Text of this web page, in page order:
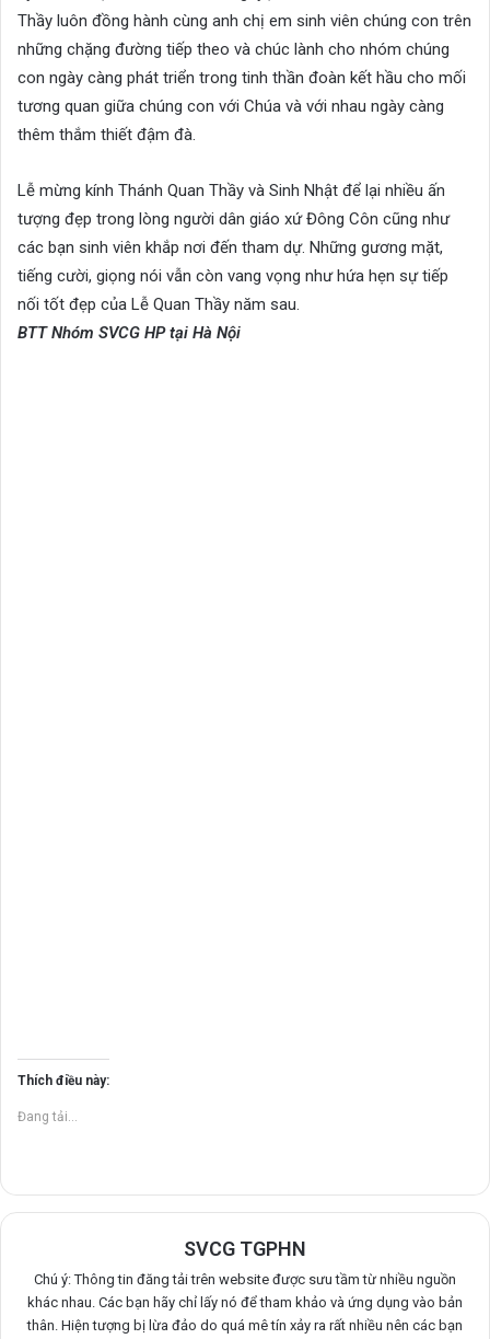
Thầy luôn đồng hành cùng anh chị em sinh viên chúng con trên
những chặng đường tiếp theo và chúc lành cho nhóm chúng
con ngày càng phát triển trong tinh thần đoàn kết hầu cho mối
tương quan giữa chúng con với Chúa và với nhau ngày càng
thêm thắm thiết đậm đà.
Lễ mừng kính Thánh Quan Thầy và Sinh Nhật để lại nhiều ấn
tượng đẹp trong lòng người dân giáo xứ Đông Côn cũng như
các bạn sinh viên khắp nơi đến tham dự. Những gương mặt,
tiếng cười, giọng nói vẫn còn vang vọng như hứa hẹn sự tiếp
nối tốt đẹp của Lễ Quan Thầy năm sau.
BTT Nhóm SVCG HP tại Hà Nội
Thích điều này:
Đang tải...
SVCG TGPHN
Chú ý: Thông tin đăng tải trên website được sưu tầm từ nhiều nguồn
khác nhau. Các bạn hãy chỉ lấy nó để tham khảo và ứng dụng vào bản
thân. Hiện tượng bị lừa đảo do quá mê tín xảy ra rất nhiều nên các bạn